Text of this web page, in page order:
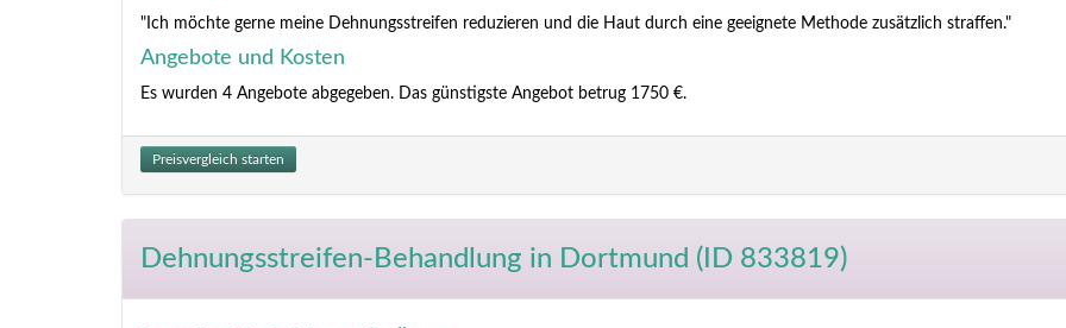
"Ich möchte gerne meine Dehnungsstreifen reduzieren und die Haut durch eine geeignete Methode zusätzlich straffen."
Angebote und Kosten
Es wurden 4 Angebote abgegeben. Das günstigste Angebot betrug 1750 €.
Preisvergleich starten
Dehnungsstreifen-Behandlung in Dortmund (ID 833819)